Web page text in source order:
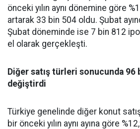
önceki yılın aynı dönemine göre
artarak 33 bin 504 oldu. Şubat
Şubat döneminde ise 7 bin 812
el olarak gerçekleşti.
Diğer satış türleri sonucunda 96
değiştirdi
Türkiye genelinde diğer konut
bir önceki yılın aynı ayına göre